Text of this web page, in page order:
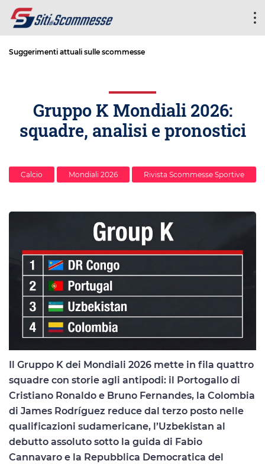
Suggerimenti attuali sulle scommesse
Gruppo K Mondiali 2026:
squadre, analisi e pronostici
Calcio Mondiali 2026 Rivista Scommesse Sportive
Il Gruppo K dei Mondiali 2026 mette in fila quattro
squadre con storie agli antipodi: il Portogallo di
Cristiano Ronaldo e Bruno Fernandes, la Colombia
di James Rodríguez reduce dal terzo posto nelle
qualificazioni sudamericane, l’Uzbekistan al
debutto assoluto sotto la guida di Fabio
Cannavaro e la Repubblica Democratica del